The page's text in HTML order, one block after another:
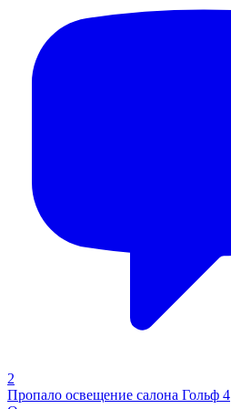
2
Пропало освещение салона Гольф 4